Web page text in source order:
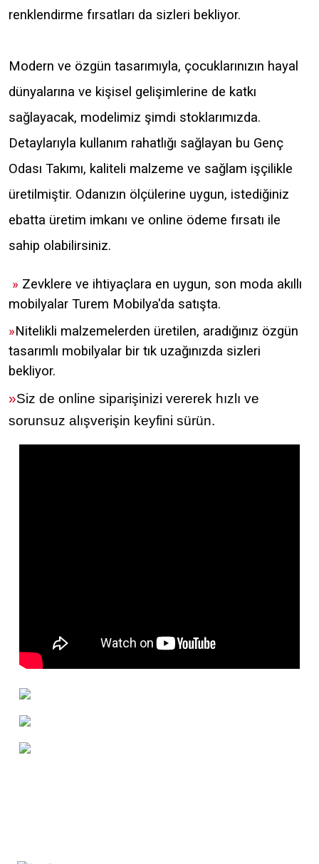
renklendirme fırsatları da sizleri bekliyor.
Modern ve özgün tasarımıyla, çocuklarınızın hayal
dünyalarına ve kişisel gelişimlerine de katkı
sağlayacak, modelimiz şimdi stoklarımızda.
Detaylarıyla kullanım rahatlığı sağlayan bu Genç
Odası Takımı, kaliteli malzeme ve sağlam işçilikle
üretilmiştir. Odanızın ölçülerine uygun, istediğiniz
ebatta üretim imkanı ve online ödeme fırsatı ile
sahip olabilirsiniz.
» Zevklere ve ihtiyaçlara en uygun, son moda akıllı
mobilyalar Turem Mobilya'da satışta.
»Nitelikli malzemelerden üretilen, aradığınız özgün
tasarımlı mobilyalar bir tık uzağınızda sizleri
bekliyor.
»Siz de online siparişinizi vererek hızlı ve
sorunsuz alışverişin keyfini sürün.